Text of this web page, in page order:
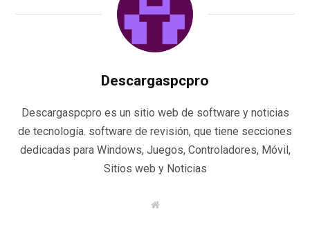
Descargaspcpro
Descargaspcpro es un sitio web de software y noticias
de tecnología. software de revisión, que tiene secciones
dedicadas para Windows, Juegos, Controladores, Móvil,
Sitios web y Noticias
W